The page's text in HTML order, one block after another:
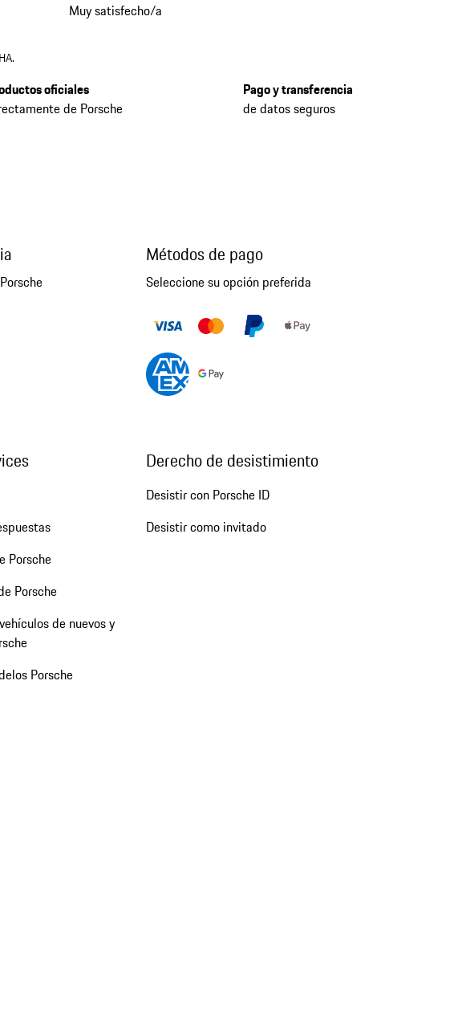
Muy satisfecho/a
oficiales
de Porsche
Pago y transferencia
de datos seguros
Métodos de pago
Seleccione su opción preferida
Porsche
Porsche
de nuevos y
Porsche
Derecho de desistimiento
Desistir con Porsche ID
Desistir como invitado